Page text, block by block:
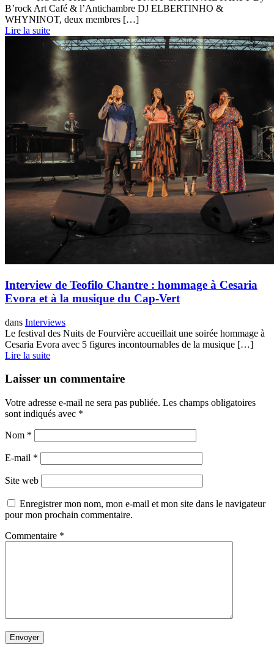
B’rock Art Café & l’Antichambre DJ ELBERTINHO &
WHYNINOT, deux membres […]
Lire la suite
Interview de Teofilo Chantre : hommage à Cesaria
Evora et à la musique du Cap-Vert
dans Interviews
Le festival des Nuits de Fourvière accueillait une soirée hommage à
Cesaria Evora avec 5 figures incontournables de la musique […]
Lire la suite
Laisser un commentaire
Votre adresse e-mail ne sera pas publiée. Les champs obligatoires
sont indiqués avec *
Nom *
E-mail *
Site web
Enregistrer mon nom, mon e-mail et mon site dans le navigateur
pour mon prochain commentaire.
Commentaire *